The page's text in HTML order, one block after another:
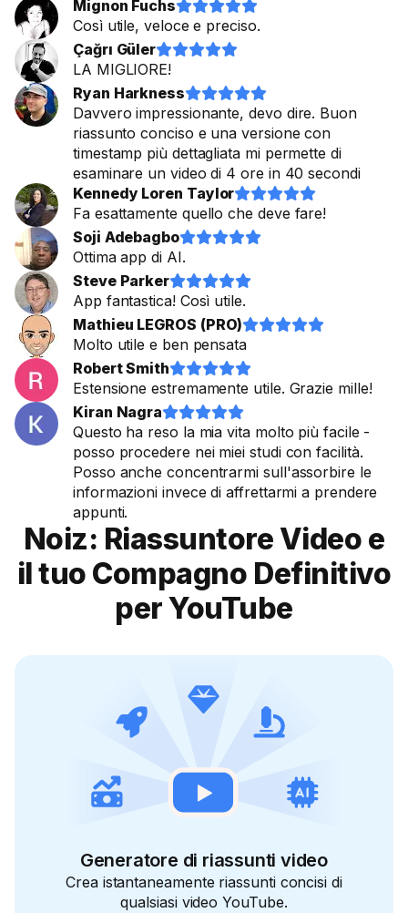
Mignon Fuchs

Così utile, veloce e preciso.
Çağrı Güler

LA MIGLIORE!
Ryan Harkness

Davvero impressionante, devo dire. Buon
riassunto conciso e una versione con
timestamp più dettagliata mi permette di
esaminare un video di 4 ore in 40 secondi
Kennedy Loren Taylor

Fa esattamente quello che deve fare!
Soji Adebagbo

Ottima app di AI.
Steve Parker

App fantastica! Così utile.
Mathieu LEGROS (PRO)

Molto utile e ben pensata
Robert Smith

Estensione estremamente utile. Grazie mille!
Kiran Nagra

Questo ha reso la mia vita molto più facile -
posso procedere nei miei studi con facilità.
Posso anche concentrarmi sull'assorbire le
informazioni invece di affrettarmi a prendere
appunti.
Noiz: Riassuntore Video e
il tuo Compagno Definitivo
per YouTube
Generatore di riassunti video
Crea istantaneamente riassunti concisi di
qualsiasi video YouTube.